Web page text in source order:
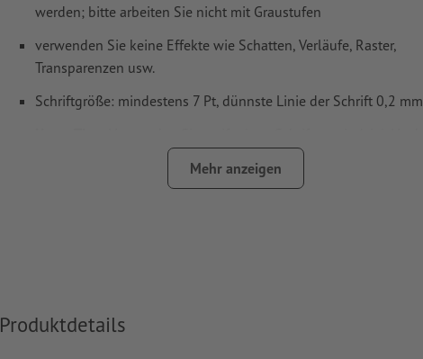
werden; bitte arbeiten Sie nicht mit Graustufen
verwenden Sie keine Effekte wie Schatten, Verläufe, Raster,
Transparenzen usw.
Schriftgröße: mindestens 7 Pt, dünnste Linie der Schrift 0,2 mm
Helvetica für einen optimalen Abdruck
Abstand Motiv zum Endformat: mindestens 1 mm
Mehr anzeigen
Produktdetails